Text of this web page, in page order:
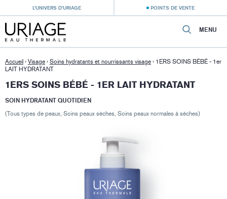
L’UNIVERS D’URIAGE POINTS DE VENTE
MENU
Accueil › Visage › Soins hydratants et nourrissants visage › 1ERS SOINS BÉBÉ - 1er
LAIT HYDRATANT
1ERS SOINS BÉBÉ - 1ER LAIT HYDRATANT
SOIN HYDRATANT QUOTIDIEN
(Tous types de peaux, Soins peaux sèches, Soins peaux normales à sèches)